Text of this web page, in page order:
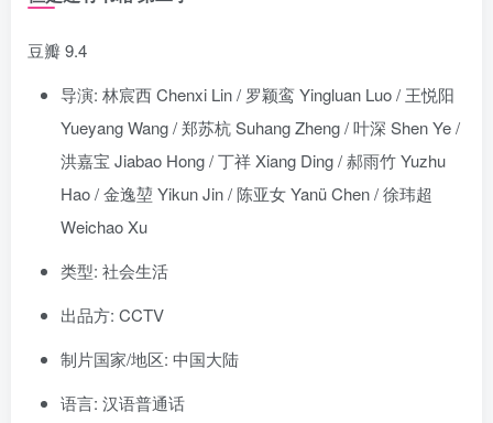
豆瓣 9.4
导演: 林宸西 Chenxi Lin / 罗颖鸾 Yingluan Luo / 王悦阳
Yueyang Wang / 郑苏杭 Suhang Zheng / 叶深 Shen Ye /
洪嘉宝 Jiabao Hong / 丁祥 Xiang Ding / 郝雨竹 Yuzhu
Hao / 金逸堃 Yikun Jin / 陈亚女 Yanü Chen / 徐玮超
Weichao Xu
类型: 社会生活
出品方: CCTV
制片国家/地区: 中国大陆
语言: 汉语普通话